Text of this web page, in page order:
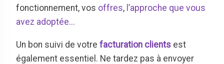
fonctionnement, vos offres, l’approche que vous
avez adoptée...
Un bon suivi de votre facturation clients est
également essentiel. Ne tardez pas à envoyer